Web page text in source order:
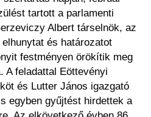
tartott a parlamenti
Albert társelnök, az
és határozatot
festményen örökítik meg
A feladattal Eöttevényi
és Lutter János igazgató
egyben gyűjtést hirdettek a